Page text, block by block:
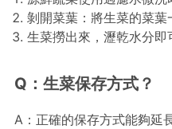
剝開菜葉：將生菜的菜葉
生菜撈出來，瀝乾水分即
Q：生菜保存方式？
A：正確的保存方式能夠延